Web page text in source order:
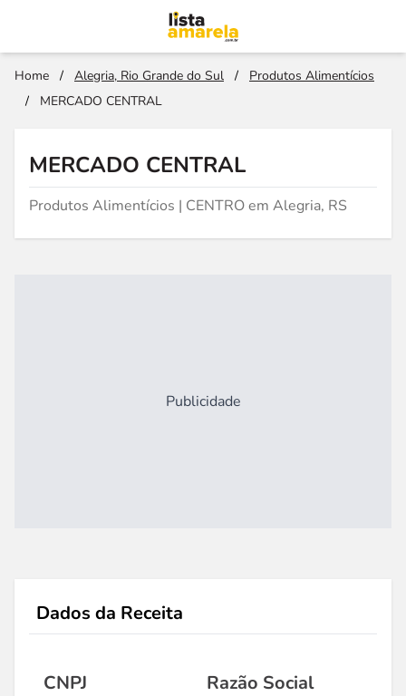
Home / Alegria, Rio Grande do Sul /
Produtos Alimentícios
/
MERCADO CENTRAL
MERCADO CENTRAL
Produtos Alimentícios | CENTRO em Alegria, RS
Publicidade
Dados da Receita
CNPJ Razão Social